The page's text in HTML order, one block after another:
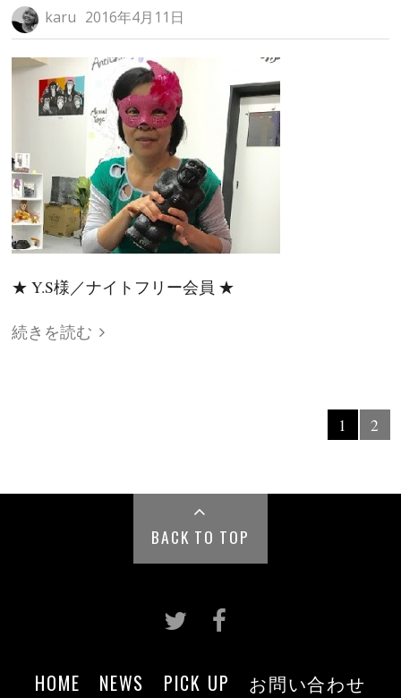
karu 2016年4月11日
★ Y.S様／ナイトフリー会員 ★
続きを読む
1 2
BACK TO TOP
HOME NEWS PICK UP お問い合わせ